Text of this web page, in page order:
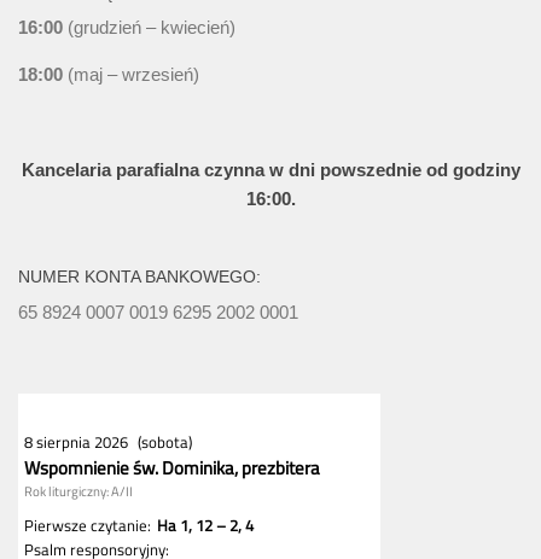
16:00 (grudzień – kwiecień)
18:00 (maj – wrzesień)
Kancelaria parafialna czynna w dni powszednie od godziny
16:00.
NUMER KONTA BANKOWEGO:
65 8924 0007 0019 6295 2002 0001